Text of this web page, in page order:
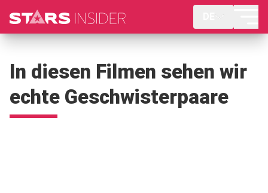
In diesen Filmen sehen wir
echte Geschwisterpaare